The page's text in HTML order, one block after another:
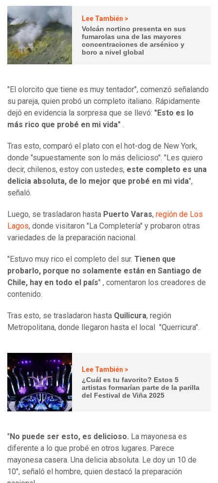
Lee También >
Volcán nortino presenta en sus
fumarolas una de las mayores
concentraciones de arsénico y
boro a nivel global
"El olorcito que tiene es muy tentador", comenzó señalando
su pareja, quien probó un completo italiano. Rápidamente
dejó en evidencia la sorpresa que se llevó: "Esto es lo
más rico que probé en mi vida" .
Tras esto, comparó el plato con el hot-dog de New York,
donde "supuestamente son lo más delicioso". "Les quiero
decir, chilenos, estoy con ustedes, este completo es una
delicia absoluta, de lo mejor que probé en mi vida",
señaló.
Luego, se trasladaron hasta Puerto Varas, región de Los
Lagos, donde visitaron "La Completería" y probaron otras
variedades de la preparación nacional.
"Estuvo muy rico el completo del sur. Tienen que
probarlo, porque no solamente están en Santiago de
Chile, hay en todo el país" , comentaron los creadores de
contenido.
Tras esto, se trasladaron hasta Quilicura, región
Metropolitana, donde llegaron hasta el local "Querricura".
Lee También >
¿Cuál es tu favorito? Estos 5
artistas formarían parte de la parilla
del Festival de Viña 2025
" No puede ser esto, es delicioso. La mayonesa es
diferente a lo que probé en otros lugares. Parece
mayonesa casera. Una delicia absoluta. Le doy un 10 de
10", señaló el hombre, quien destacó la preparación